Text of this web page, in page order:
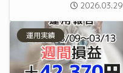
2026.03.29
運用実績